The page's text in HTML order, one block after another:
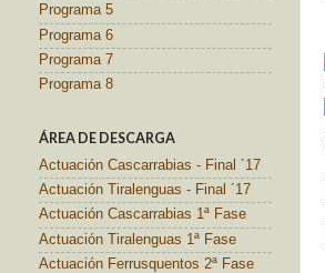
Programa 5
Programa 6
Programa 7
Programa 8
ÁREA DE DESCARGA
Actuación Cascarrabias - Final ´17
Actuación Tiralenguas - Final ´17
Actuación Cascarrabias 1ª Fase
Actuación Tiralenguas 1ª Fase
Actuación Ferrusquentos 2ª Fase